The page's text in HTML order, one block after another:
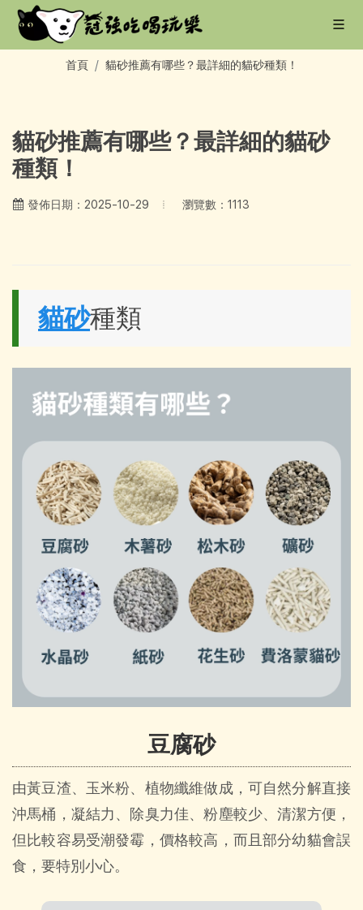
首頁 貓砂推薦有哪些？最詳細的貓砂種類！
貓砂推薦有哪些？最詳細的貓砂
種類！
發佈日期：2025-10-29 瀏覽數：1113
貓砂種類
豆腐砂
由黃豆渣、玉米粉、植物纖維做成，可自然分解直接
沖馬桶，凝結力、除臭力佳、粉塵較少、清潔方便，
但比較容易受潮發霉，價格較高，而且部分幼貓會誤
食，要特別小心。